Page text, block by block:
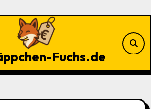
Fuchs.de